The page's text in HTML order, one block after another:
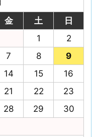
金 土
日
1
2
7 8
9
14 15
16
21 22
23
28 29
30